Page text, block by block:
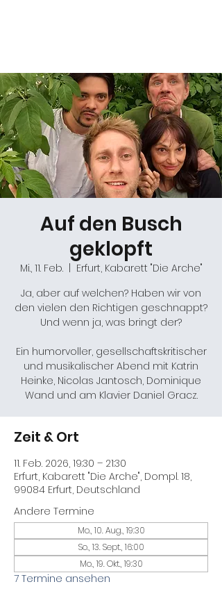
Auf den Busch
geklopft
Mi., 11. Feb.
  |
Erfurt, Kabarett "Die Arche"
Ja, aber auf welchen? Haben wir von
den vielen den Richtigen geschnappt?
Und wenn ja, was bringt der?
Ein humorvoller, gesellschaftskritischer
und musikalischer Abend mit Katrin
Heinke, Nicolas Jantosch, Dominique
Wand und am Klavier Daniel Gracz.
Zeit & Ort
11. Feb. 2026, 19:30 – 21:30
Erfurt, Kabarett "Die Arche", Dompl. 18,
99084 Erfurt, Deutschland
Andere Termine
Mo., 10. Aug., 19:30
So., 13. Sept., 16:00
Mo., 19. Okt., 19:30
7 Termine ansehen